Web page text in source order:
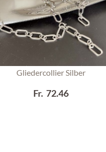
Gliedercollier Silber
Fr. 72.46